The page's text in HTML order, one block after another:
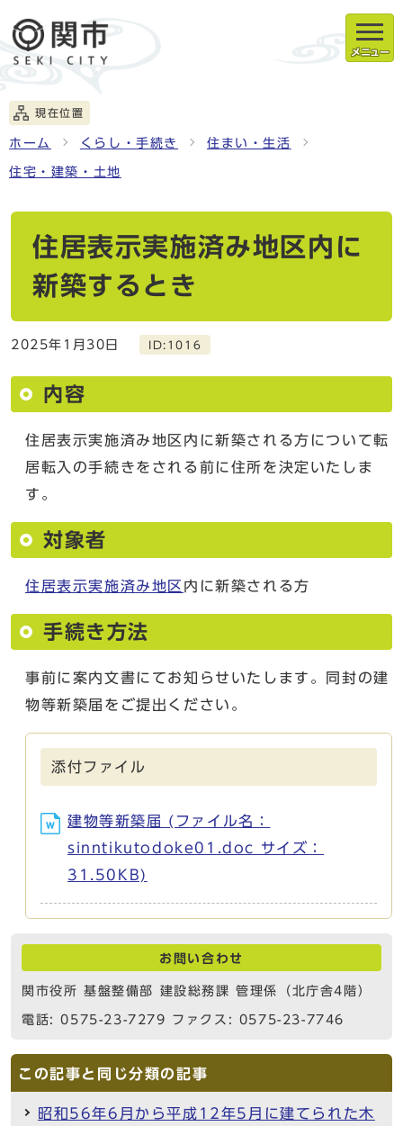
メニュー
現在位置
ホーム くらし・手続き 住まい・生活
住宅・建築・土地
住居表示実施済み地区内に
新築するとき
2025年1月30日 ID:1016
内容
住居表示実施済み地区内に新築される方について転
居転入の手続きをされる前に住所を決定いたしま
す。
対象者
住居表示実施済み地区 内に新築される方
手続き方法
事前に案内文書にてお知らせいたします。同封の建
物等新築届をご提出ください。
添付ファイル
建物等新築届 (ファイル名：
sinntikutodoke01.doc サイズ：
31.50KB)
お問い合わせ
関市役所 基盤整備部 建設総務課 管理係（北庁舎4階）
電話: 0575-23-7279 ファクス: 0575-23-7746
この記事と同じ分類の記事
昭和56年6月から平成12年5月に建てられた木